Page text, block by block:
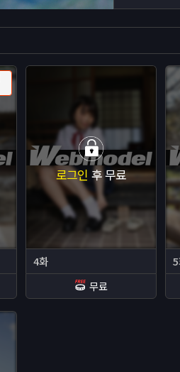
로그인 후 무료
4화
무료